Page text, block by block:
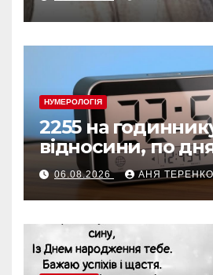
НУМЕРОЛОГІЯ
2255 на
відносини, по
06.08.2026 АНЯ ТЕРЕНКО